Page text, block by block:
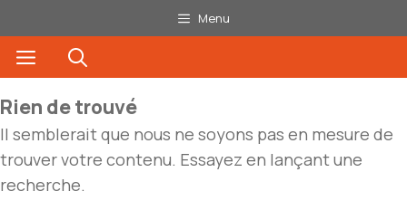
au
contenu
Menu
Menu
Rien de trouvé
Il semblerait que nous ne soyons pas en mesure de
trouver votre contenu. Essayez en lançant une
recherche.